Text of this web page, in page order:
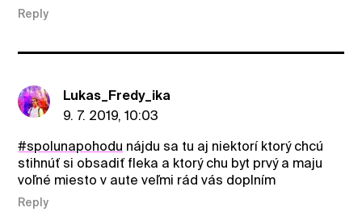
Reply
Lukas_Fredy_ika
9. 7. 2019, 10:03
#spolunapohodu nájdu sa tu aj niektorí ktorý chcú
stihnúť si obsadiť fleka a ktorý chu byt prvý a maju
voľné miesto v aute veľmi rád vás doplním
Reply